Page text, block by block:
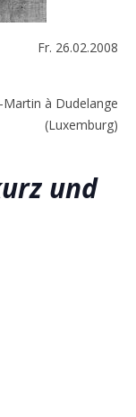
Fr. 26.02.2008
Martin à Dudelange
(Luxemburg)
und